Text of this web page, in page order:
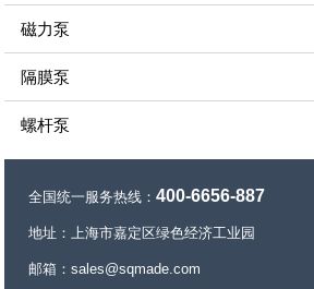
磁力泵
隔膜泵
螺杆泵
全国统一服务热线：400-6656-887
地址：上海市嘉定区绿色经济工业园
邮箱：sales@sqmade.com